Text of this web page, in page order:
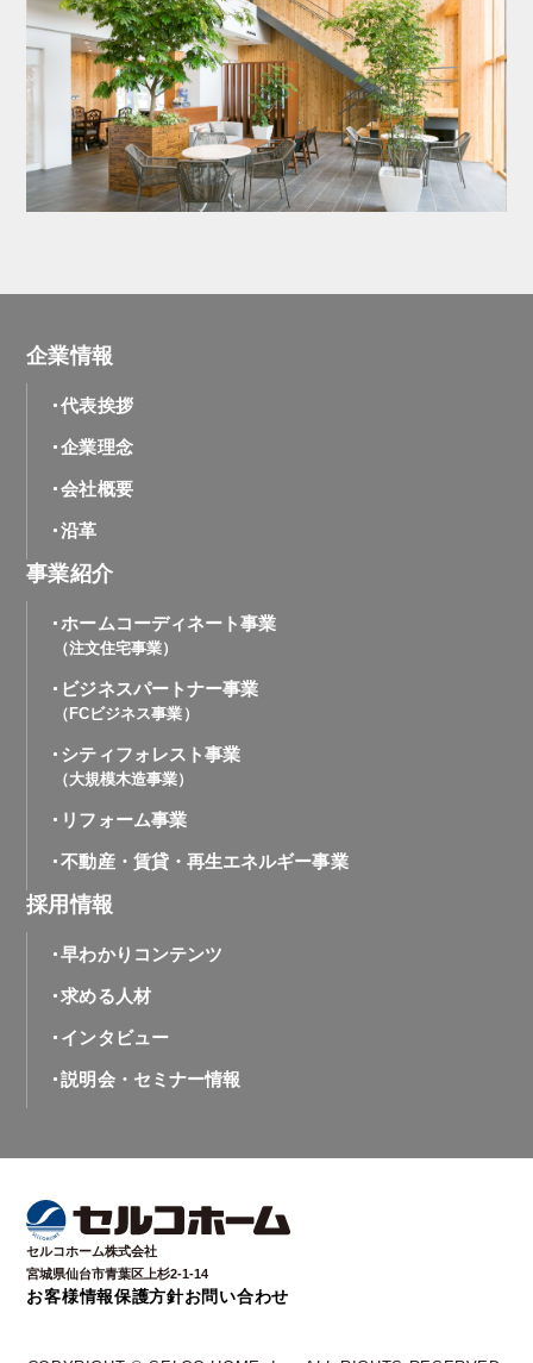
企業情報
代表挨拶
企業理念
会社概要
沿革
事業紹介
ホームコーディネート事業
（注文住宅事業）
ビジネスパートナー事業
（FCビジネス事業）
シティフォレスト事業
（大規模木造事業）
リフォーム事業
不動産・賃貸・再生エネルギー事業
採用情報
早わかりコンテンツ
求める人材
インタビュー
説明会・セミナー情報
セルコホーム株式会社
宮城県仙台市青葉区上杉2-1-14
お客様情報保護方針お問い合わせ